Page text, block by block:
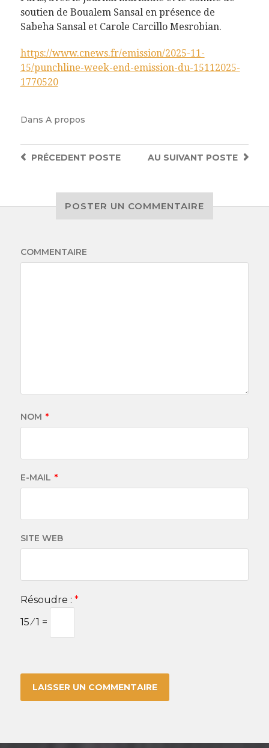
soutien de Boualem Sansal en présence de
Sabeha Sansal et Carole Carcillo Mesrobian.
https://www.cnews.fr/emission/2025-11-
15/punchline-week-end-emission-du-15112025-
1770520
Dans A propos
AU SUIVANT POSTE
PRÉCEDENT POSTE
POSTER UN COMMENTAIRE
COMMENTAIRE
NOM *
E-MAIL *
SITE WEB
Résoudre : *
15 ⁄ 1 =